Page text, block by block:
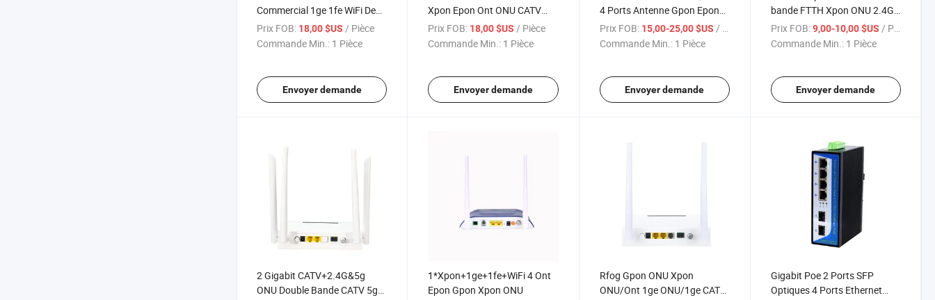
Commercial 1ge 1fe WiFi De
5dB CATV Epon ONU Ont
Gpon Fibre Modem FTTH ONU
Prix FOB: 18,00 $US / Pièce
Commande Min.: 1 Pièce
Envoyer demande
Xpon Epon Ont ONU CATV
2.4G Prix WiFi 1ge 1fe ONU 1
Port 1gpon Gigabit
Prix FOB: 18,00 $US / Pièce
Commande Min.: 1 Pièce
Envoyer demande
4 Ports Antenne Gpon Epon
Xpon Double Bande 5g
Routeur Ont Onus avec WiFi 5
Prix FOB: 15,00-25,00 $US / Pièce
Commande Min.: 1 Pièce
Envoyer demande
bande FTTH Xpon ONU 2.4G
5GHz
4ge+1pots+1CATV+1USB+WiFi
Prix FOB: 9,00-10,00 $US / Pièce
Commande Min.: 1 Pièce
Envoyer demande
2 Gigabit CATV+2.4G&5g
ONU Double Bande CATV 5g
1*Xpon+1ge+1fe+WiFi 4 Ont
Epon Gpon Xpon ONU
Rfog Gpon ONU Xpon
ONU/Ont 1ge ONU/1ge CATV
Gigabit Poe 2 Ports SFP
Optiques 4 Ports Ethernet